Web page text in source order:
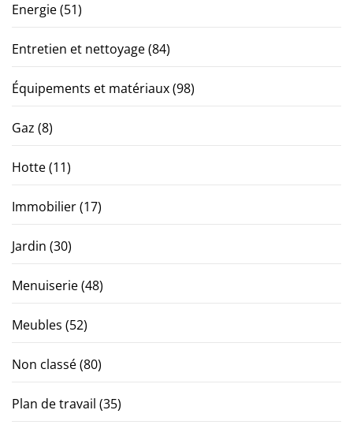
Energie(51)
Entretien et nettoyage(84)
Équipements et matériaux(98)
Gaz (8)
Hotte(11)
Immobilier(17)
Jardin (30)
Menuiserie(48)
Meubles (52)
Non classé(80)
Plan de travail (35)